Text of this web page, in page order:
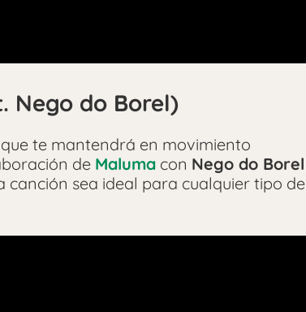
Nego do Borel)
te mantendrá en movimiento
de Maluma con Nego do Borel
canción sea ideal para cualquier tipo de